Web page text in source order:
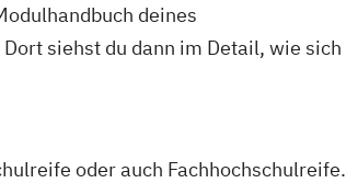
deines
siehst du dann im Detail, wie sich
oder auch Fachhochschulreife.